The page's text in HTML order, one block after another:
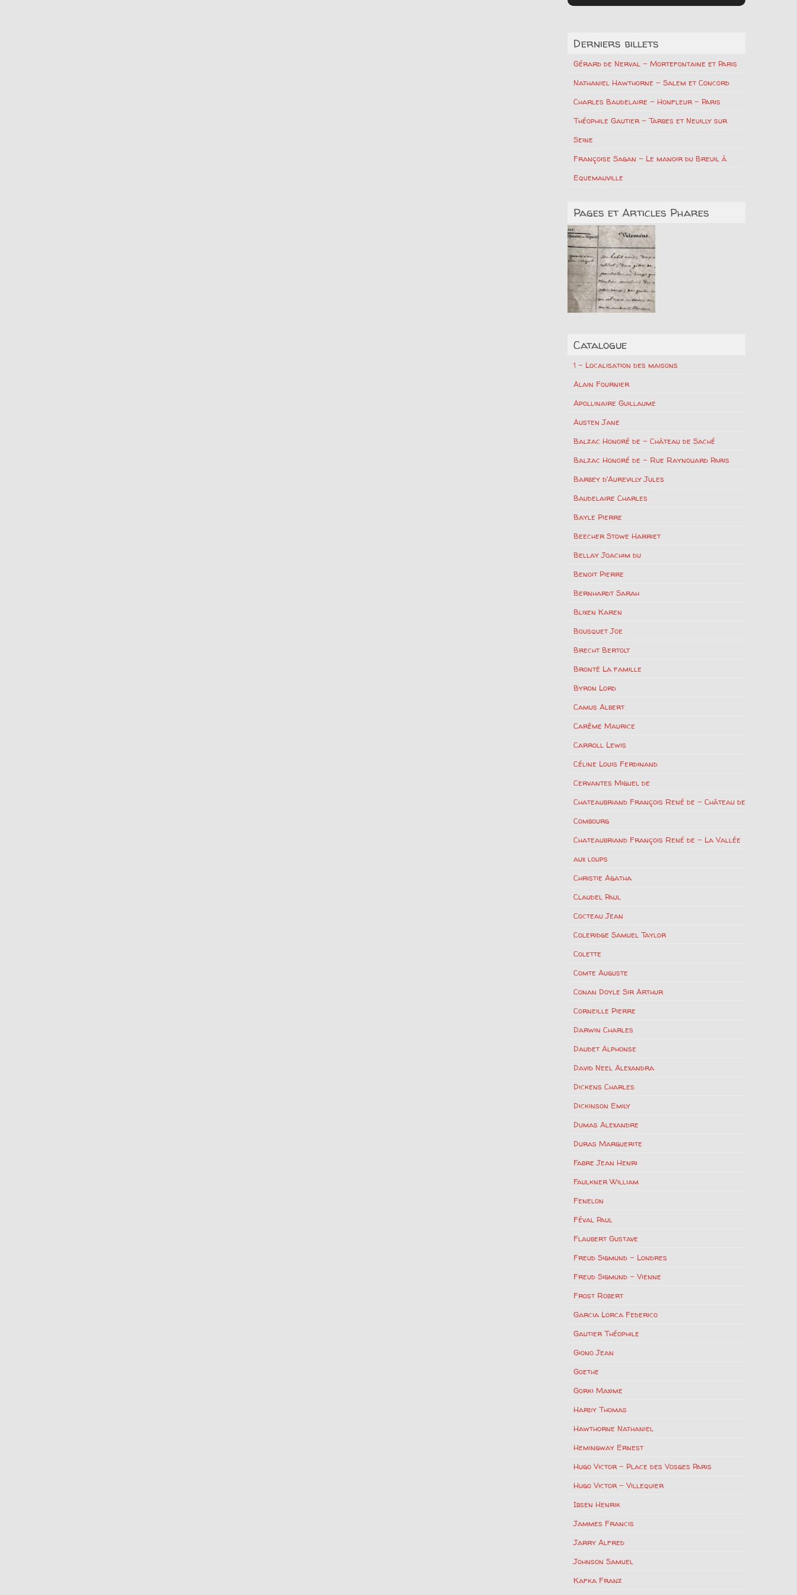
Derniers billets
Gérard de Nerval – Mortefontaine et Paris
Nathaniel Hawthorne – Salem et Concord
Charles Baudelaire – Honfleur – Paris
Théophile Gautier – Tarbes et Neuilly sur
Seine
Françoise Sagan – Le manoir du Breuil à
Equemauville
Pages et Articles Phares
Catalogue
1 – Localisation des maisons
Alain Fournier
Apollinaire Guillaume
Austen Jane
Balzac Honoré de – Château de Saché
Balzac Honoré de – Rue Raynouard Paris
Barbey d'Aurevilly Jules
Baudelaire Charles
Bayle Pierre
Beecher Stowe Harriet
Bellay Joachim du
Benoit Pierre
Bernhardt Sarah
Blixen Karen
Bousquet Joe
Brecht Bertolt
Brontë La famille
Byron Lord
Camus Albert
Carême Maurice
Carroll Lewis
Céline Louis Ferdinand
Cervantes Miguel de
Chateaubriand François René de – Château de
Combourg
Chateaubriand François René de – La Vallée
aux loups
Christie Agatha
Claudel Paul
Cocteau Jean
Coleridge Samuel Taylor
Colette
Comte Auguste
Conan Doyle Sir Arthur
Corneille Pierre
Darwin Charles
Daudet Alphonse
David Neel Alexandra
Dickens Charles
Dickinson Emily
Dumas Alexandre
Duras Marguerite
Fabre Jean Henri
Faulkner William
Fenelon
Féval Paul
Flaubert Gustave
Freud Sigmund – Londres
Freud Sigmund – Vienne
Frost Robert
Garcia Lorca Federico
Gautier Théophile
Giono Jean
Goethe
Gorki Maxime
Hardy Thomas
Hawthorne Nathaniel
Hemingway Ernest
Hugo Victor – Place des Vosges Paris
Hugo Victor – Villequier
Ibsen Henrik
Jammes Francis
Jarry Alfred
Johnson Samuel
Kafka Franz